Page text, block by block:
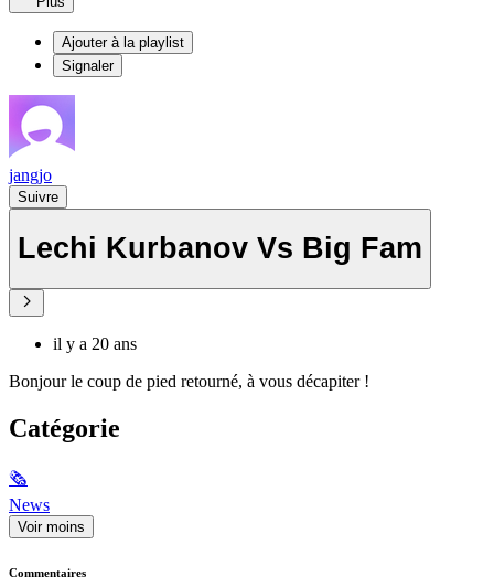
Ajouter à la playlist
Signaler
jangjo
Suivre
Lechi Kurbanov Vs Big Fam
il y a 20 ans
Bonjour le coup de pied retourné, à vous décapiter !
Catégorie
🗞
News
Voir moins
Commentaires